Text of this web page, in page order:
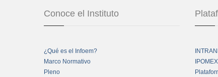
Conoce el Instituto
¿Qué es el Infoem?
Marco Normativo
Pleno
IPOMEX